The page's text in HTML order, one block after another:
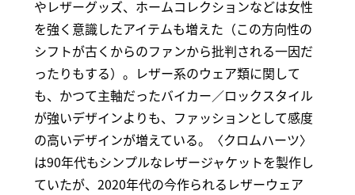
やレザーグッズ、ホームコレクションなどは女性
を強く意識したアイテムも増えた（この方向性の
シフトが古くからのファンから批判される一因だ
ったりもする）。レザー系のウェア類に関して
も、かつて主軸だったバイカー／ロックスタイル
が強いデザインよりも、ファッションとして感度
の高いデザインが増えている。〈クロムハーツ〉
は90年代もシンプルなレザージャケットを製作し
ていたが、2020年代の今作られるレザーウェア